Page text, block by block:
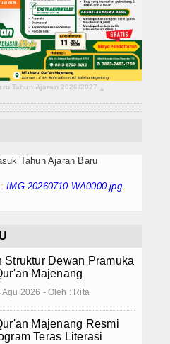
Tahun Ajaran 2026/2027 ▴
Tahun Ajaran Baru
:IMG-20260710-WA0000.jpg
Struktur Dewan Pramuka
Majenang
Agu 2026 - Oleh : Rita
Majenang Resmi
Teras Literasi